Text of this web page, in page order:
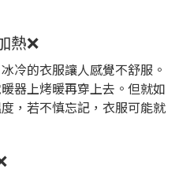
熱❌
冷的衣服讓人感覺不舒服。
器上烤暖再穿上去。但就如
，若不慎忘記，衣服可能就